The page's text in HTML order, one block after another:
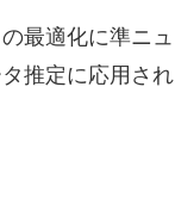
最適化に準ニュ
推定に応用され